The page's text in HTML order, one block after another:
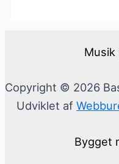
Musik
Copyright © 2026
Udviklet af
Bygget